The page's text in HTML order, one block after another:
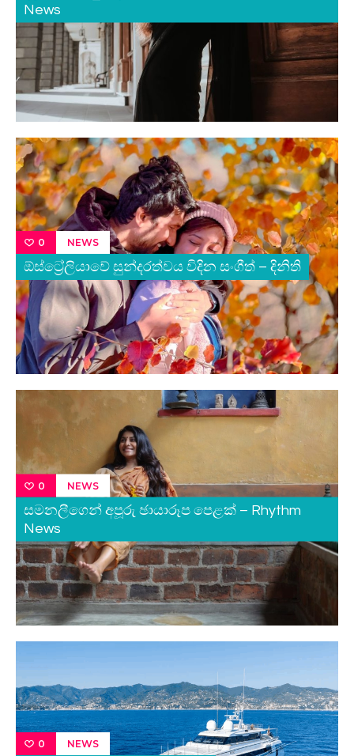
News
0 NEWS
ඕස්ට්‍රේලියාවේ සුන්දරත්වය විදින සංගීත් – දිනිති
0 NEWS
සමනලීගෙන් අපූරු ඡායාරූප පෙළක් – Rhythm
News
0 NEWS